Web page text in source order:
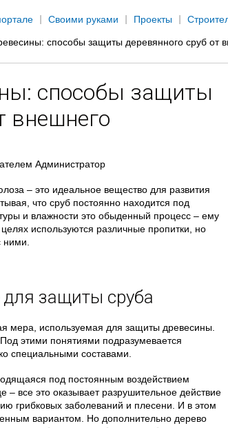
Своими руками Проекты
способы защиты деревянного сруб от
способы защиты
внешнего
Администратор
– это идеальное вещество для развития
что сруб постоянно находится под
и влажности это обыденный процесс – ему
используются различные пропитки, но
ними.
защиты сруба
мера, используемая для защиты древесины.
этими понятиями подразумевается
специальными составами.
под постоянным воздействием
– все это оказывает разрушительное действие
грибковых заболеваний и плесени. И в этом
вариантом. Но дополнительно дерево